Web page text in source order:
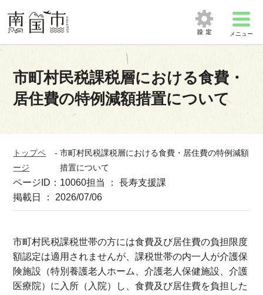
メニュー
市町村民税課税層における食費・
居住費の特例減額措置について
トップペ
ージ
-市町村民税課税層における食費・居住費の特例減額
措置について
ページID：10060担当 ： 長寿支援課
掲載日 ： 2026/07/06
市町村民税課税世帯の方には食費及び居住費の負担限度
額認定は適用されませんが、課税世帯の内一人が介護保
険施設（特別養護老人ホーム、介護老人保健施設、介護
医療院）に入所（入院）し、食費及び居住費を負担した